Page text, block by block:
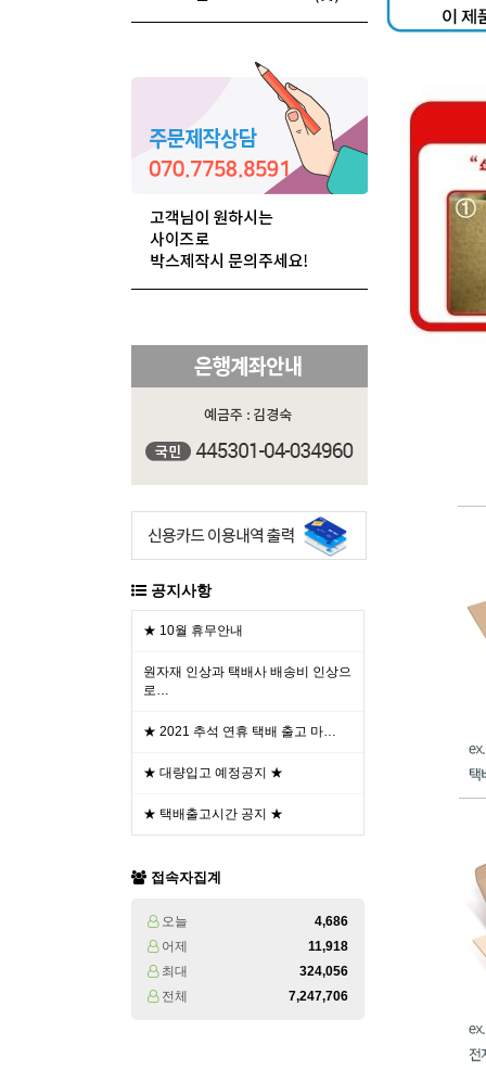
공지사항
★ 10월 휴무안내
원자재 인상과 택배사 배송비 인상으
로…
★ 2021 추석 연휴 택배 출고 마…
★ 대량입고 예정공지 ★
★ 택배출고시간 공지 ★
접속자집계
오늘
4,686
어제
11,918
최대
324,056
전체
7,247,706